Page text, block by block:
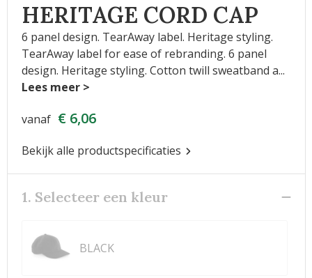
HERITAGE CORD CAP
6 panel design. TearAway label. Heritage styling.
TearAway label for ease of rebranding. 6 panel
design. Heritage styling. Cotton twill sweatband a...
vanaf € 6,06
Bekijk alle productspecificaties
1. Selecteer een kleur
BLACK